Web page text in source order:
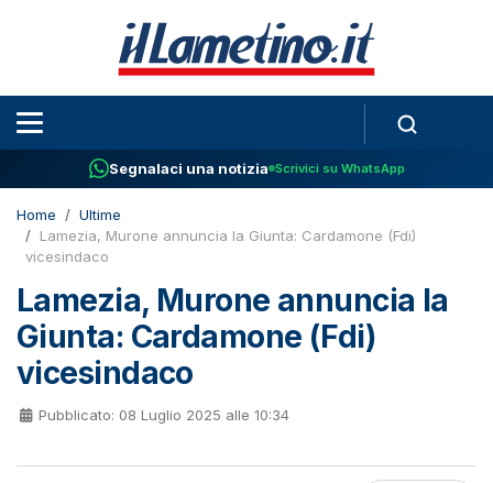
Segnalaci una notizia Scrivici su WhatsApp
Home
Ultime
Lamezia, Murone annuncia la Giunta: Cardamone (Fdi)
vicesindaco
Lamezia, Murone annuncia la
Giunta: Cardamone (Fdi)
vicesindaco
Pubblicato: 08 Luglio 2025 alle 10:34